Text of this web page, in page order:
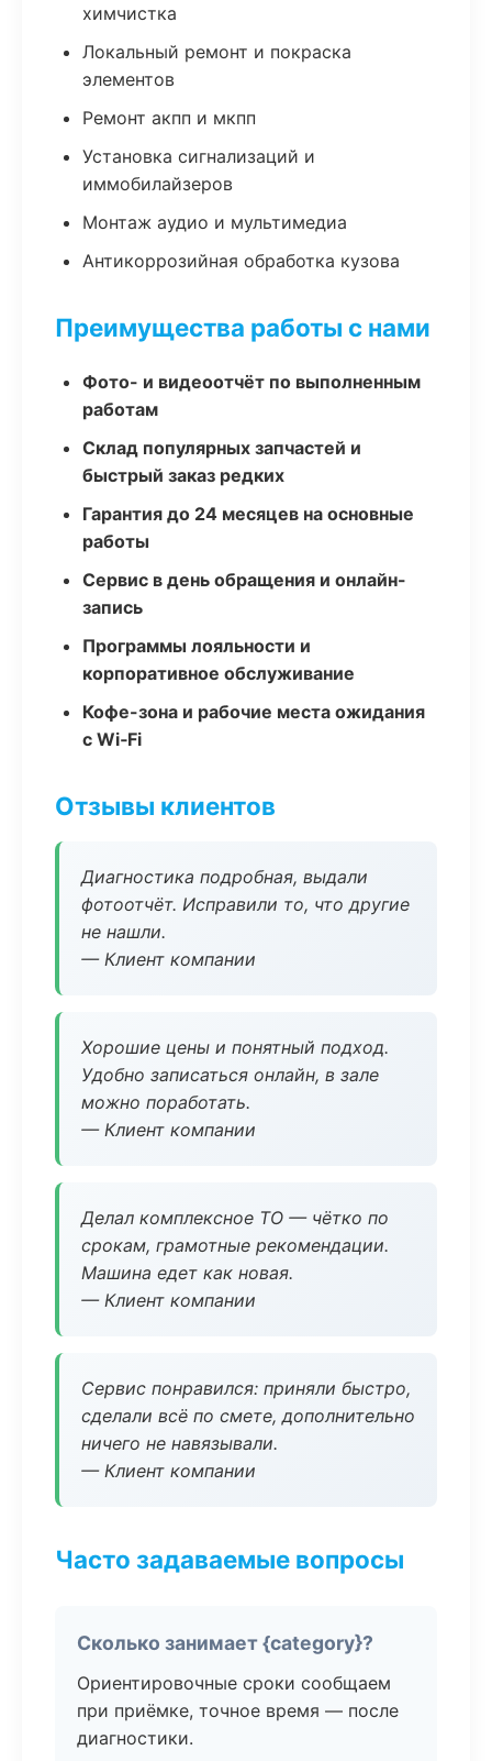
химчистка
Локальный ремонт и покраска
элементов
Ремонт акпп и мкпп
Установка сигнализаций и
иммобилайзеров
Монтаж аудио и мультимедиа
Антикоррозийная обработка кузова
Преимущества работы с нами
Фото- и видеоотчёт по выполненным
работам
Склад популярных запчастей и
быстрый заказ редких
Гарантия до 24 месяцев на основные
работы
Сервис в день обращения и онлайн-
запись
Программы лояльности и
корпоративное обслуживание
Кофе-зона и рабочие места ожидания
с Wi‑Fi
Отзывы клиентов
Диагностика подробная, выдали
фотоотчёт. Исправили то, что другие
не нашли.
— Клиент компании
Хорошие цены и понятный подход.
Удобно записаться онлайн, в зале
можно поработать.
— Клиент компании
Делал комплексное ТО — чётко по
срокам, грамотные рекомендации.
Машина едет как новая.
— Клиент компании
Сервис понравился: приняли быстро,
сделали всё по смете, дополнительно
ничего не навязывали.
— Клиент компании
Часто задаваемые вопросы
Сколько занимает {category}?
Ориентировочные сроки сообщаем
при приёмке, точное время — после
диагностики.